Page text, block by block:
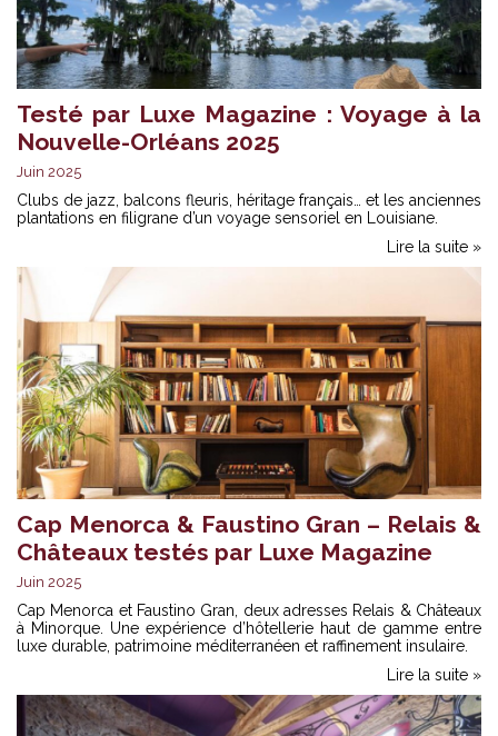
Testé par Luxe Magazine : Voyage à la
Nouvelle-Orléans 2025
Juin 2025
Clubs de jazz, balcons fleuris, héritage français… et les anciennes
plantations en filigrane d’un voyage sensoriel en Louisiane.
Lire la suite »
Cap Menorca & Faustino Gran – Relais &
Châteaux testés par Luxe Magazine
Juin 2025
Cap Menorca et Faustino Gran, deux adresses Relais & Châteaux
à Minorque. Une expérience d’hôtellerie haut de gamme entre
luxe durable, patrimoine méditerranéen et raffinement insulaire.
Lire la suite »